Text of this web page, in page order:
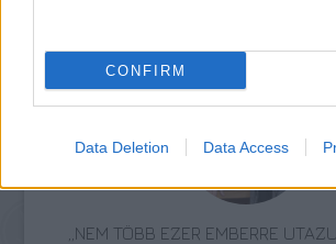
CONFIRM
Data Deletion Data Access
„NEM TÖBB EZER EMBERRE